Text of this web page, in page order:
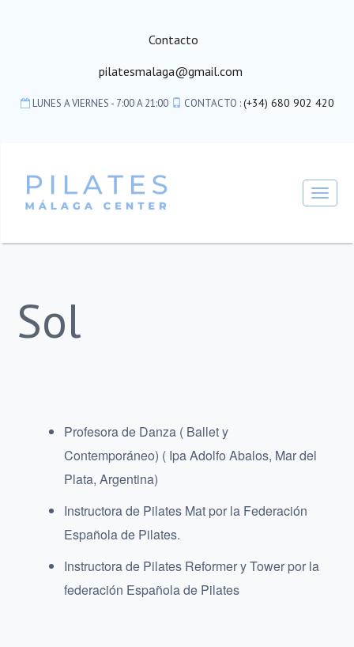
Contacto
pilatesmalaga@gmail.com
LUNES A VIERNES - 7:00 A 21:00 CONTACTO :(+34) 680 902 420
Sol
Profesora de Danza ( Ballet y
Contemporáneo) ( Ipa Adolfo Abalos, Mar del
Plata, Argentina)
Instructora de Pilates Mat por la Federación
Española de Pilates.
Instructora de Pilates Reformer y Tower por la
federación Española de Pilates